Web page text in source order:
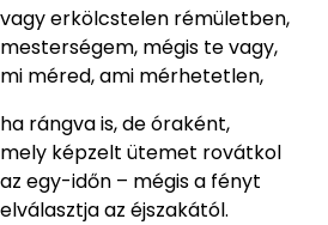
vagy erkölcstelen rémületben,
mesterségem, mégis te vagy,
mi méred, ami mérhetetlen,
ha rángva is, de óraként,
mely képzelt ütemet rovátkol
az egy-időn – mégis a fényt
elválasztja az éjszakától.